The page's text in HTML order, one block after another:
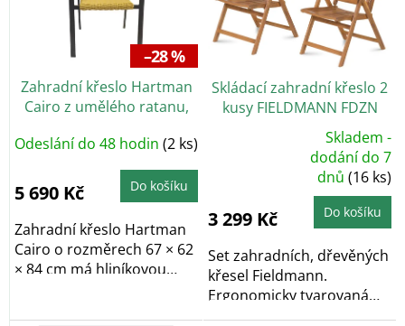
k
–28 %
Zahradní křeslo Hartman
Cairo z umělého ratanu,
Odeslání do 48 hodin (2 ks)
5 690 Kč Do košíku
Zahradní křeslo Hartman
Cairo o rozměrech 67 × 62
× 84 cm má hliníkovou
Skládací zahradní křeslo 2
kusy FIELDMANN FDZN
z
5
hvězdiček.
Skladem -
dodání do 7
dnů(16 ks)
3 299 Kč Do košíku
Set zahradních, dřevěných
křesel Fieldmann.
Ergonomicky tvarovaná
polohovatelná křesla...